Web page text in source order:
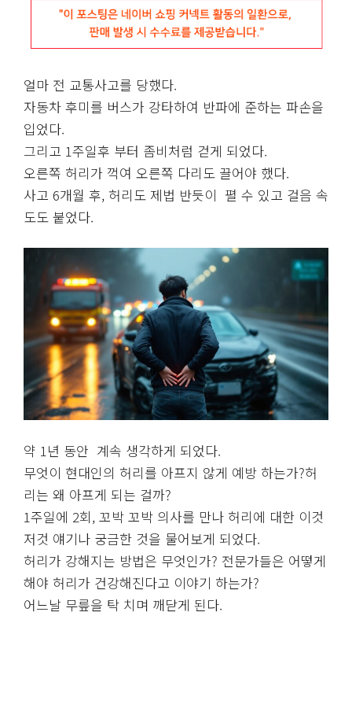
얼마 전 교통사고를 당했다.
자동차 후미를 버스가 강타하여 반파에 준하는 파손을
입었다.
그리고 1주일후 부터 좀비처럼 걷게 되었다.
오른쪽 허리가 꺽여 오른쪽 다리도 끌어야 했다.
사고 6개월 후, 허리도 제법 반듯이 펼 수 있고 걸음 속
도도 붙었다.
약 1년 동안 계속 생각하게 되었다.
무엇이 현대인의 허리를 아프지 않게 예방 하는가?허
리는 왜 아프게 되는 걸까?
1주일에 2회, 꼬박 꼬박 의사를 만나 허리에 대한 이것
저것 얘기나 궁금한 것을 물어보게 되었다.
허리가 강해지는 방법은 무엇인가? 전문가들은 어떻게
해야 허리가 건강해진다고 이야기 하는가?
어느날 무릎을 탁 치며 깨닫게 된다.